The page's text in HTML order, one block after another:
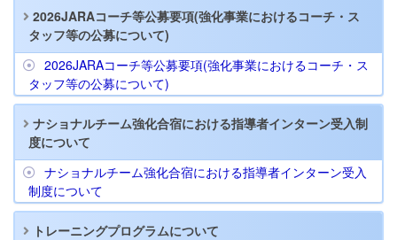
2026JARAコーチ等公募要項(強化事業におけるコーチ・ス
タッフ等の公募について)
2026JARAコーチ等公募要項(強化事業におけるコーチ・ス
タッフ等の公募について)
ナショナルチーム強化合宿における指導者インターン受入制
度について
ナショナルチーム強化合宿における指導者インターン受入
制度について
トレーニングプログラムについて